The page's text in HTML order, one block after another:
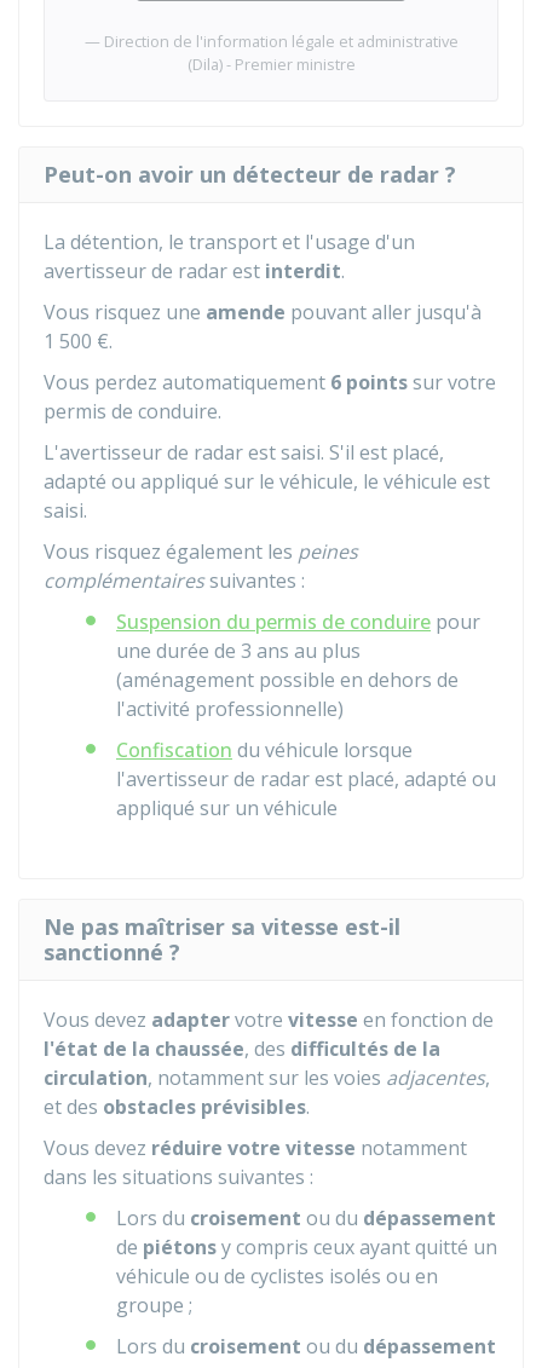
Direction de l'information légale et administrative
(Dila) - Premier ministre
Peut-on avoir un détecteur de radar ?
La détention, le transport et l'usage d'un
avertisseur de radar est interdit.
Vous risquez une amende pouvant aller jusqu'à
1 500 €.
Vous perdez automatiquement 6 pointssur votre
permis de conduire.
L'avertisseur de radar est saisi. S'il est placé,
adapté ou appliqué sur le véhicule, le véhicule est
saisi.
Vous risquez également les peines
complémentairessuivantes :
Suspension du permis de conduire pour
une durée de 3 ans au plus
(aménagement possible en dehors de
l'activité professionnelle)
Confiscation du véhicule lorsque
l'avertisseur de radar est placé, adapté ou
appliqué sur un véhicule
Ne pas maîtriser sa vitesse est-il
sanctionné ?
Vous devez adaptervotre vitesse en fonction de
l'état de la chaussée, des difficultés de la
circulation, notamment sur les voies adjacentes,
et des obstacles prévisibles.
Vous devez réduire votre vitesse notamment
dans les situations suivantes :
Lors du croisement ou du dépassement
de piétonsy compris ceux ayant quitté un
véhicule ou de cyclistes isolés ou en
groupe ;
Lors du croisement ou du dépassement